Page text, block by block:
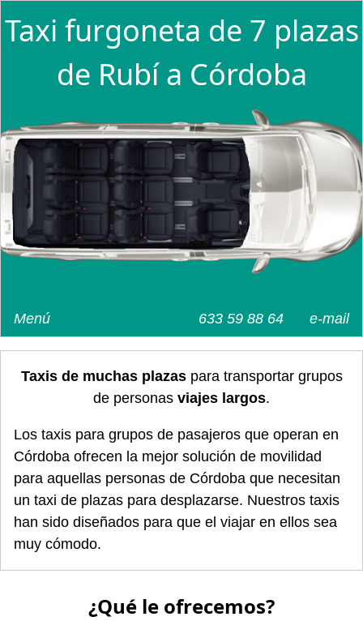
Taxi furgoneta de 7 plazas
de Rubí a Córdoba
e-mail
633 59 88 64
Menú
Taxis de muchas plazaspara transportar grupos
de personas viajes largos.
Los taxis para grupos de pasajeros que operan en
Córdoba ofrecen la mejor solución de movilidad
para aquellas personas de Córdoba que necesitan
un taxi de plazas para desplazarse. Nuestros taxis
han sido diseñados para que el viajar en ellos sea
muy cómodo.
¿Qué le ofrecemos?